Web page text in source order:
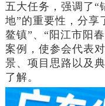
五大任务，强调了“
地”的重要性， 分享
鳌镇”、“阳江市阳
案例，使参会代表
景、项目思路以及
了解。